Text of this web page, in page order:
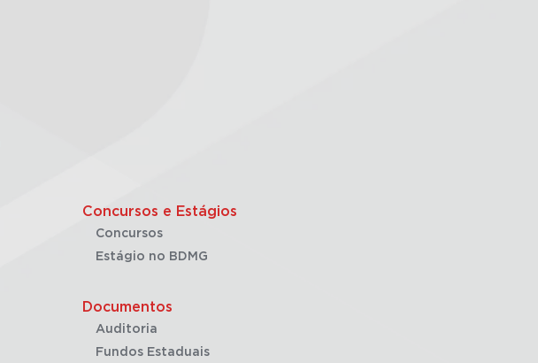
Concursos e Estágios
Concursos
Estágio no BDMG
Documentos
Auditoria
Fundos Estaduais